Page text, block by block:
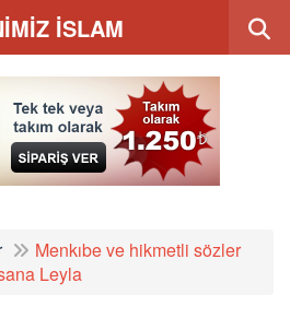
İSLAM
Menkıbe ve hikmetli sözler
Leyla